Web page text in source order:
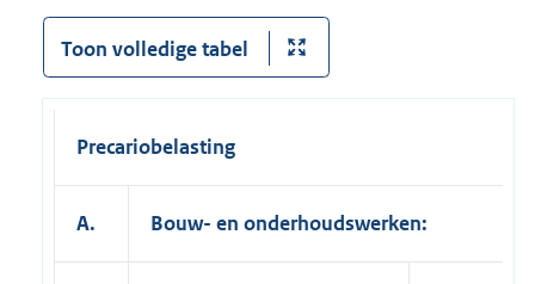
Toon volledige tabel
Precariobelasting
A. Bouw- en onderhoudswerken: